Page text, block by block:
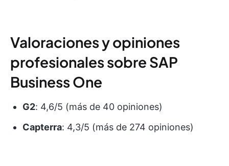
Valoraciones y opiniones
profesionales sobre SAP
Business One
G2: 4,6/5 (más de 40 opiniones)
Capterra: 4,3/5 (más de 274 opiniones)